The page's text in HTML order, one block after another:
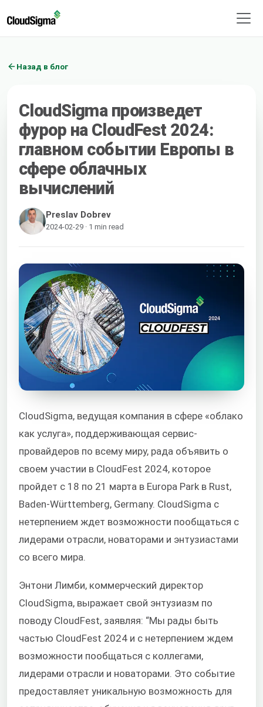
Назад в блог
CloudSigma произведет
фурор на CloudFest 2024:
главном событии Европы в
сфере облачных
вычислений
Preslav Dobrev
2024-02-29 · 1 min read
CloudSigma, ведущая компания в сфере «облако
как услуга», поддерживающая сервис-
провайдеров по всему миру, рада объявить о
своем участии в CloudFest 2024, которое
пройдет с 18 по 21 марта в Europa Park в Rust,
Baden-Württemberg, Germany. CloudSigma с
нетерпением ждет возможности пообщаться с
лидерами отрасли, новаторами и энтузиастами
со всего мира.
Энтони Лимби, коммерческий директор
CloudSigma, выражает свой энтузиазм по
поводу CloudFest, заявляя: “Мы рады быть
частью CloudFest 2024 и с нетерпением ждем
возможности пообщаться с коллегами,
лидерами отрасли и новаторами. Это событие
предоставляет уникальную возможность для